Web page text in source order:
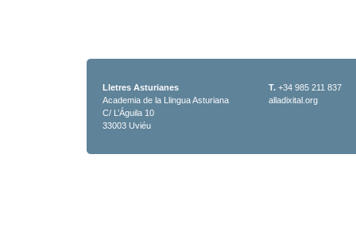
Lletres Asturianes
Academia de la Llingua Asturiana
C/ L’Águila 10
33003 Uviéu
T. +34 985 211 837
alladixital.org